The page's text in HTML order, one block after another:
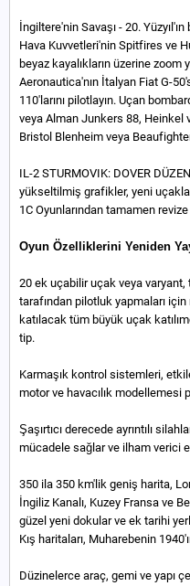
İngiltere'nin Savaşı - 20.
Hava Kuvvetleri'nin Spitfires ve
beyaz kayalıkların üzerine
Aeronautica'nın İtalyan Fiat G-
110'larını pilotlayın. Uçan
veya Alman Junkers 88, Heinkel
Bristol Blenheim veya
IL-2 STURMOVIK: DOVER
yükseltilmiş grafikler, yeni
1C Oyunlarından tamamen
Oyun Özelliklerini Yeniden
20 ek uçabilir uçak veya
tarafından pilotluk yapmaları
katılacak tüm büyük uçak
tip.
Karmaşık kontrol sistemleri,
motor ve havacılık modellemesi
Şaşırtıcı derecede ayrıntılı
mücadele sağlar ve ilham verici
350 ila 350 km'lik geniş harita,
İngiliz Kanalı, Kuzey Fransa ve
güzel yeni dokular ve ek tarihi
Kış haritaları, Muharebenin
Düzinelerce araç, gemi ve yapı